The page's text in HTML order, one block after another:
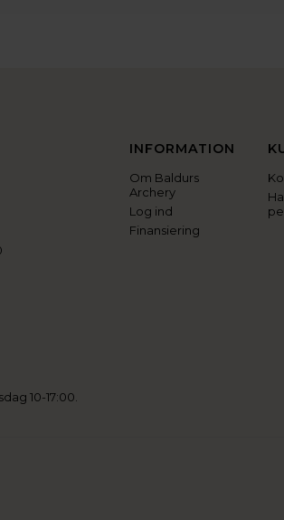
10-17:00.
INFORMATION
Om Baldurs
Archery
Log ind
Finansiering